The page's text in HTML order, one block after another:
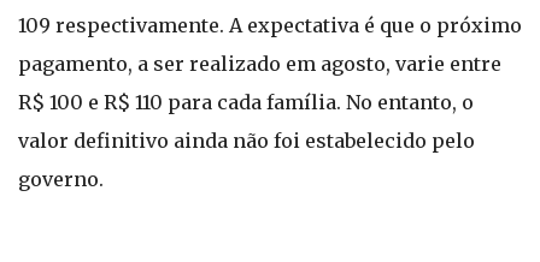
109 respectivamente. A expectativa é que o próximo
pagamento, a ser realizado em agosto, varie entre
R$ 100 e R$ 110 para cada família. No entanto, o
valor definitivo ainda não foi estabelecido pelo
governo.